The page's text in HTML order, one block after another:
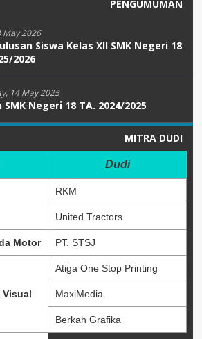
PENGUMUMAN
May 2026
Siswa Kelas XII SMK Negeri 18
2026
14 May 2025
Negeri 18 TA. 2024/2025
MITRA DUDI
Dudi
RKM
United Tractors
Motor PT. STSJ
Visual
Atiga One Stop Printing
MaxiMedia
Berkah Grafika